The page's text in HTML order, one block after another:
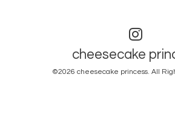
cheesecake
©2026 cheesecake princess. All